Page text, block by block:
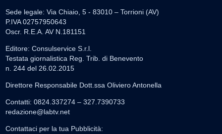
Sede legale: Via Chiaio, 5 - 83010 – Torrioni (AV)
P.IVA 02757950643
Oscr. R.E.A. AV N.181151
Editore: Consulservice S.r.l.
Testata giornalistica Reg. Trib. di Benevento
n. 244 del 26.02.2015
Direttore Responsabile Dott.ssa Oliviero Antonella
Contatti: 0824.337274 – 327.7390733
redazione@labtv.net
Contattaci per la tua Pubblicità: